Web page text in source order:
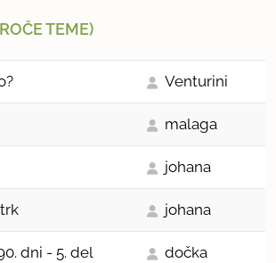
TEME)
Venturini
malaga
johana
johana
dni - 5. del dočka